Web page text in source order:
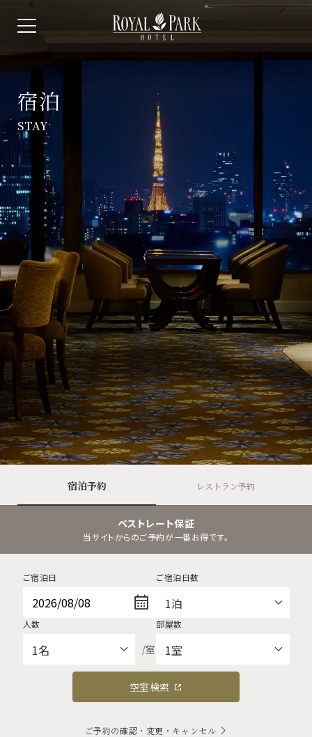
宿泊
STAY
宿泊予約 レストラン予約
ベストレート保証
当サイトからのご予約が一番お得です。
ご宿泊日 ご宿泊日数
人数
/室
部屋数
空室検索
ご予約の確認・変更・キャンセル